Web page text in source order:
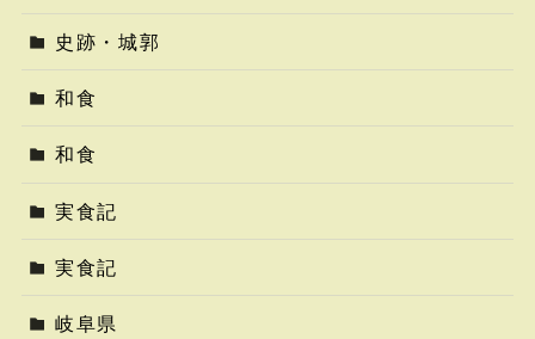
史跡・城郭
和食
和食
実食記
実食記
岐阜県